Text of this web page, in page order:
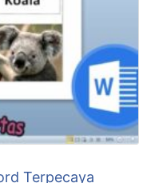
Terpecaya